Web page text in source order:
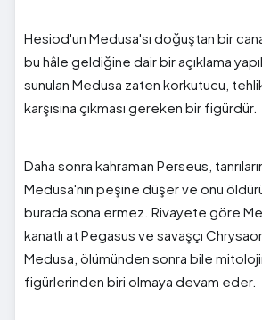
Hesiod'un Medusa'sı doğuştan bir
bu hâle geldiğine dair bir açıklama
sunulan Medusa zaten korkutucu,
karşısına çıkması gereken bir figürdür.
Daha sonra kahraman Perseus,
Medusa'nın peşine düşer ve onu
burada sona ermez. Rivayete göre
kanatlı at Pegasus ve savaşçı
Medusa, ölümünden sonra bile
figürlerinden biri olmaya devam eder.